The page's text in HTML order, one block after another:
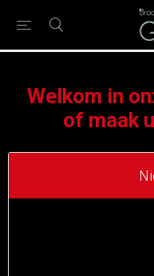
Welkom in
of maak